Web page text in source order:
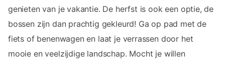
genieten van je vakantie. De herfst is ook een optie, de
bossen zijn dan prachtig gekleurd! Ga op pad met de
fiets of benenwagen en laat je verrassen door het
mooie en veelzijdige landschap. Mocht je willen